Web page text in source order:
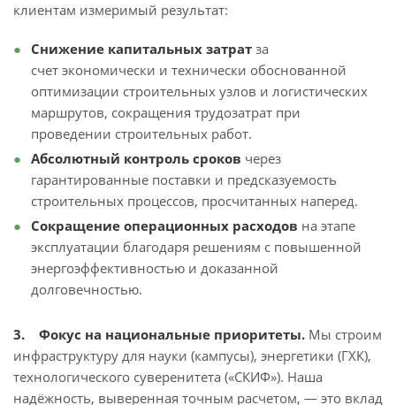
клиентам измеримый результат:
Снижение капитальных затрат за
счет экономически и технически обоснованной
оптимизации строительных узлов и логистических
маршрутов, сокращения трудозатрат при
проведении строительных работ.
Абсолютный контроль сроков через
гарантированные поставки и предсказуемость
строительных процессов, просчитанных наперед.
Сокращение операционных расходов на этапе
эксплуатации благодаря решениям с повышенной
энергоэффективностью и доказанной
долговечностью.
3. Фокус на национальные приоритеты. Мы строим
инфраструктуру для науки (кампусы), энергетики (ГХК),
технологического суверенитета («СКИФ»). Наша
надёжность, выверенная точным расчетом, — это вклад